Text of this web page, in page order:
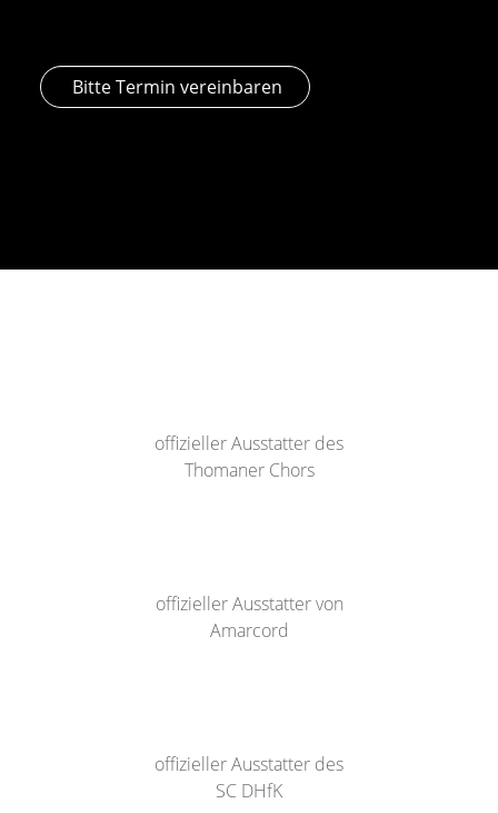
Bitte Termin vereinbaren
offizieller Ausstatter des
Thomaner Chors
offizieller Ausstatter von
Amarcord
offizieller Ausstatter des
SC DHfK